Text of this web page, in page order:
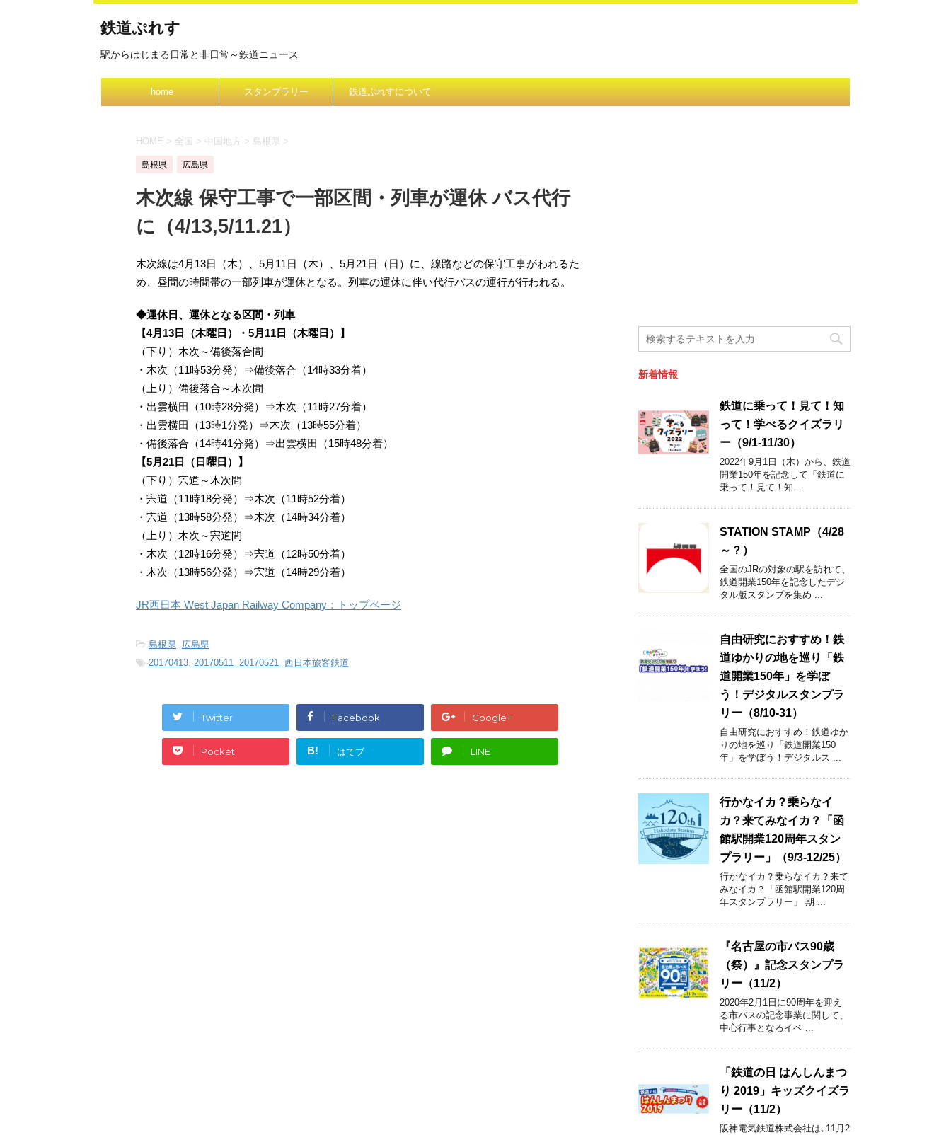
鉄道ぷれす
駅からはじまる日常と非日常～鉄道ニュース
home スタンプラリー 鉄道ぷれすについて
HOME > 全国 > 中国地方 > 島根県 >
島根県 広島県
木次線 保守工事で一部区間・列車が運休 バス代行
に（4/13,5/11.21）
木次線は4月13日（木）、5月11日（木）、5月21日（日）に、線路などの保守工事がわれるた
め、昼間の時間帯の一部列車が運休となる。列車の運休に伴い代行バスの運行が行われる。
◆運休日、運休となる区間・列車
【4月13日（木曜日）・5月11日（木曜日）】
（下り）木次～備後落合間
・木次（11時53分発）⇒備後落合（14時33分着）
（上り）備後落合～木次間
・出雲横田（10時28分発）⇒木次（11時27分着）
・出雲横田（13時1分発）⇒木次（13時55分着）
・備後落合（14時41分発）⇒出雲横田（15時48分着）
【5月21日（日曜日）】
（下り）宍道～木次間
・宍道（11時18分発）⇒木次（11時52分着）
・宍道（13時58分発）⇒木次（14時34分着）
（上り）木次～宍道間
・木次（12時16分発）⇒宍道（12時50分着）
・木次（13時56分発）⇒宍道（14時29分着）
JR西日本 West Japan Railway Company：トップページ
-島根県, 広島県
-20170413, 20170511, 20170521, 西日本旅客鉄道
Twitter Facebook Google+
Pocket B! はてブ LINE
新着情報
鉄道に乗って！見て！知
って！学べるクイズラリ
ー（9/1-11/30）
2022年9月1日（木）から、鉄道
開業150年を記念して「鉄道に
乗って！見て！知 ...
STATION STAMP（4/28
～？）
全国のJRの対象の駅を訪れて、
鉄道開業150年を記念したデジ
タル版スタンプを集め ...
自由研究におすすめ！鉄
道ゆかりの地を巡り「鉄
道開業150年」を学ぼ
う！デジタルスタンプラ
リー（8/10-31）
自由研究におすすめ！鉄道ゆか
りの地を巡り「鉄道開業150
年」を学ぼう！デジタルス ...
行かなイカ？乗らなイ
カ？来てみなイカ？「函
館駅開業120周年スタン
プラリー」（9/3-12/25）
行かなイカ？乗らなイカ？来て
みなイカ？「函館駅開業120周
年スタンプラリー」 期 ...
『名古屋の市バス90歳
（祭）』記念スタンプラ
リー（11/2）
2020年2月1日に90周年を迎え
る市バスの記念事業に関して、
中心行事となるイベ ...
「鉄道の日 はんしんまつ
り 2019」キッズクイズラ
リー（11/2）
阪神電気鉄道株式会社は､11月2